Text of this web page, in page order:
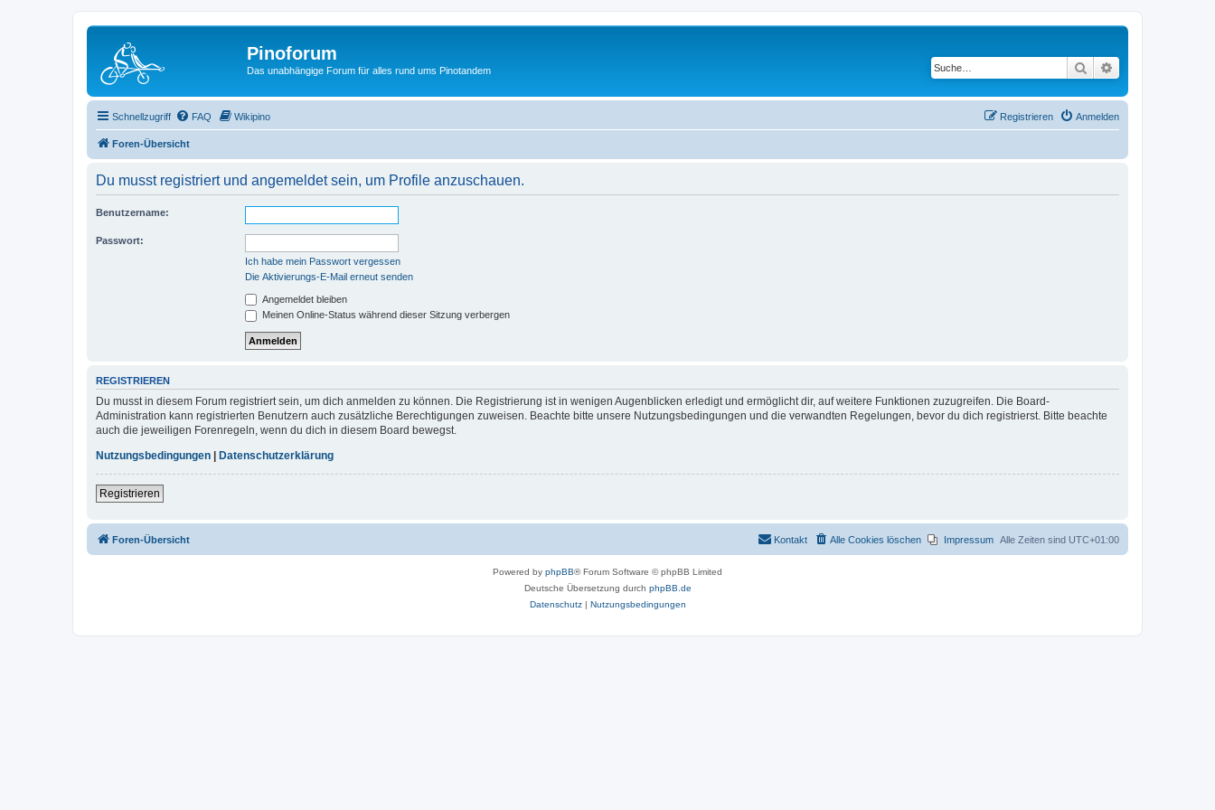
Pinoforum
Das unabhängige Forum für alles rund ums Pinotandem Suche
Schnellzugriff FAQ Wikipino Anmelden
Registrieren
Foren-Übersicht
Du musst registriert und angemeldet sein, um Profile anzuschauen.
Benutzername:
Passwort:
Ich habe mein Passwort vergessen
Die Aktivierungs-E-Mail erneut senden
Angemeldet bleiben
Meinen Online-Status während dieser Sitzung verbergen
REGISTRIEREN
Du musst in diesem Forum registriert sein, um dich anmelden zu können. Die Registrierung ist in wenigen Augenblicken erledigt und ermöglicht dir, auf weitere Funktionen zuzugreifen. Die Board-
Administration kann registrierten Benutzern auch zusätzliche Berechtigungen zuweisen. Beachte bitte unsere Nutzungsbedingungen und die verwandten Regelungen, bevor du dich registrierst. Bitte beachte
auch die jeweiligen Forenregeln, wenn du dich in diesem Board bewegst.
Nutzungsbedingungen
Datenschutzerklärung
Registrieren
Foren-Übersicht Alle Zeiten sind UTC+01:00
Impressum
Alle Cookies löschen
Kontakt
Powered by phpBB® Forum Software © phpBB Limited
Deutsche Übersetzung durch phpBB.de
Datenschutz| Nutzungsbedingungen